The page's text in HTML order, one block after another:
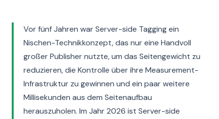
Vor fünf Jahren war Server-side Tagging ein
Nischen-Technikkonzept, das nur eine Handvoll
großer Publisher nutzte, um das Seitengewicht zu
reduzieren, die Kontrolle über ihre Measurement-
Infrastruktur zu gewinnen und ein paar weitere
Millisekunden aus dem Seitenaufbau
herauszuholen. Im Jahr 2026 ist Server-side